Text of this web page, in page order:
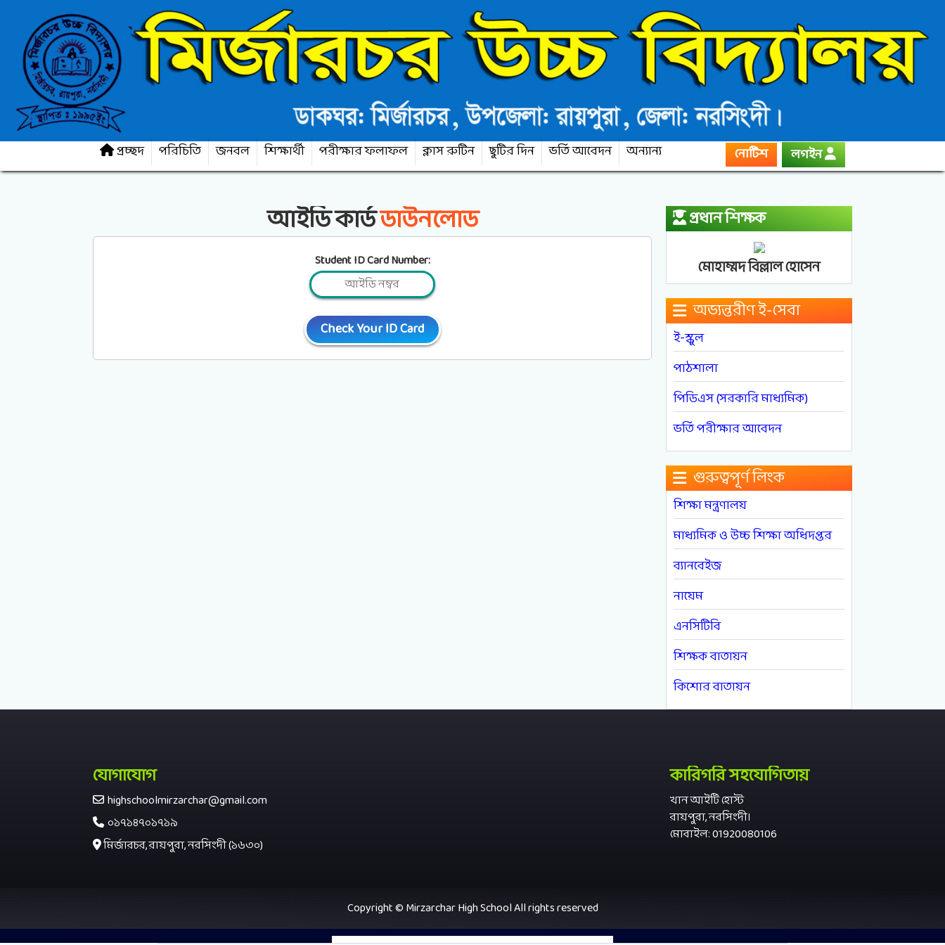
প্রচ্ছদ পরিচিতি জনবল শিক্ষার্থী পরীক্ষার ফলাফল ক্লাস রুটিন ছুটির দিন ভর্তি আবেদন অন্যান্য নোটিশ লগইন
আইডি কার্ডডাউনলোড
Student ID Card Number:
প্রধান শিক্ষক
মোহাম্মদ বিল্লাল হোসেন
অভ্যন্তরীণ ই-সেবা
ই-স্কুল
পাঠশালা
পিডিএস (সরকারি মাধ্যমিক)
ভর্তি পরীক্ষার আবেদন
গুরুত্বপূর্ণ লিংক
শিক্ষা মন্ত্রণালয়
মাধ্যমিক ও উচ্চ শিক্ষা অধিদপ্তর
ব্যানবেইজ
নায়েম
এনসিটিবি
শিক্ষক বাতায়ন
কিশোর বাতায়ন
যোগাযোগ
highschoolmirzarchar@gmail.com
০১৭১৪৭০১৭১৯
মির্জারচর, রায়পুরা, নরসিংদী (১৬৩০)
কারিগরি সহযোগিতায়
খান আইটি হোস্ট
রায়পুরা, নরসিংদী।
মোবাইল: 01920080106
Copyright © Mirzarchar High School All rights reserved